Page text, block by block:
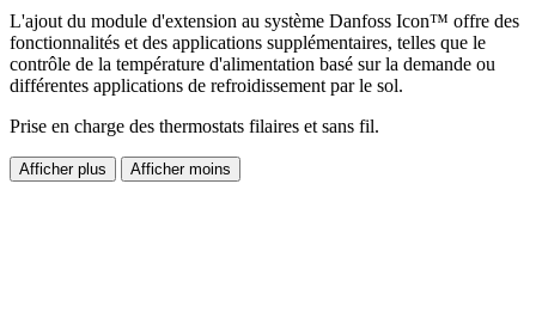
L'ajout du module d'extension au système Danfoss Icon™ offre des
fonctionnalités et des applications supplémentaires, telles que le
contrôle de la température d'alimentation basé sur la demande ou
différentes applications de refroidissement par le sol.
Prise en charge des thermostats filaires et sans fil.
Afficher plus Afficher moins